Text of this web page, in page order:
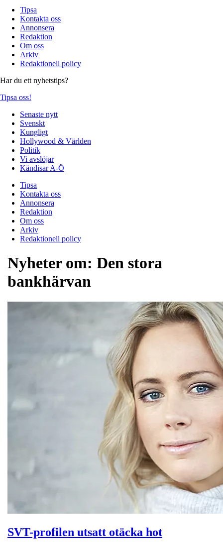
Tipsa
Kontakta oss
Annonsera
Redaktion
Om oss
Arkiv
Redaktionell policy
Har du ett nyhetstips?
Tipsa oss!
Senaste nytt
Svenskt
Kungligt
Hollywood & Världen
Politik
Vi avslöjar
Kändisar A-Ö
Tipsa
Kontakta oss
Annonsera
Redaktion
Om oss
Arkiv
Redaktionell policy
Nyheter om: Den stora
bankhärvan
SVT-profilen utsatt otäcka hot